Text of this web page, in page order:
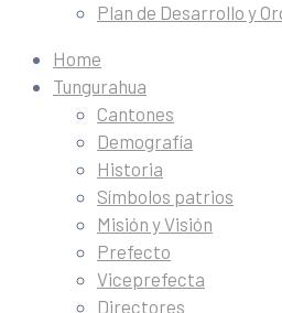
Plan de Desarrollo y
Home
Tungurahua
Cantones
Demografía
Historia
Símbolos patrios
Misión y Visión
Prefecto
Viceprefecta
Directores